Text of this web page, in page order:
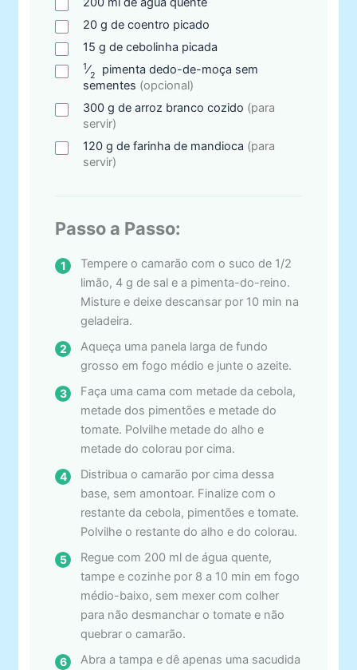
20 g de coentro picado
15 g de cebolinha picada
1⁄2 pimenta dedo-de-moça sem
sementes (opcional)
300 g de arroz branco cozido (para
servir)
120 g de farinha de mandioca (para
servir)
Passo a Passo:
Tempere o camarão com o suco de 1/2
limão, 4 g de sal e a pimenta-do-reino.
Misture e deixe descansar por 10 min na
geladeira.
Aqueça uma panela larga de fundo
grosso em fogo médio e junte o azeite.
Faça uma cama com metade da cebola,
metade dos pimentões e metade do
tomate. Polvilhe metade do alho e
metade do colorau por cima.
Distribua o camarão por cima dessa
base, sem amontoar. Finalize com o
restante da cebola, pimentões e tomate.
Polvilhe o restante do alho e do colorau.
Regue com 200 ml de água quente,
tampe e cozinhe por 8 a 10 min em fogo
médio-baixo, sem mexer com colher
para não desmanchar o tomate e não
quebrar o camarão.
Abra a tampa e dê apenas uma sacudida